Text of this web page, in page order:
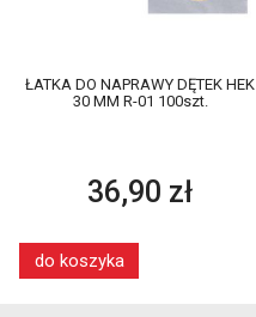
ŁATKA DO NAPRAWY DĘTEK HEK
30 MM R-01 100szt.
36,90 zł
do koszyka